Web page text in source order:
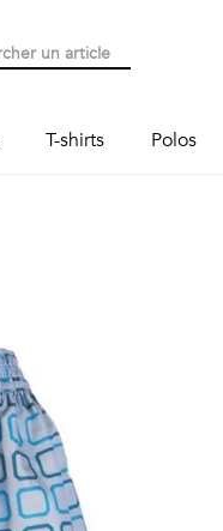
T-shirts Polos